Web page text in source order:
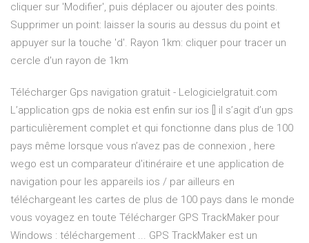
cliquer sur 'Modifier', puis déplacer ou ajouter des points.
Supprimer un point: laisser la souris au dessus du point et
appuyer sur la touche 'd'. Rayon 1km: cliquer pour tracer un
cercle d'un rayon de 1km
Télécharger Gps navigation gratuit - Lelogicielgratuit.com
L’application gps de nokia est enfin sur ios [] il s’agit d’un gps
particulièrement complet et qui fonctionne dans plus de 100
pays même lorsque vous n’avez pas de connexion , here
wego est un comparateur d'itinéraire et une application de
navigation pour les appareils ios / par ailleurs en
téléchargeant les cartes de plus de 100 pays dans le monde
vous voyagez en toute Télécharger GPS TrackMaker pour
Windows : téléchargement ... GPS TrackMaker est un